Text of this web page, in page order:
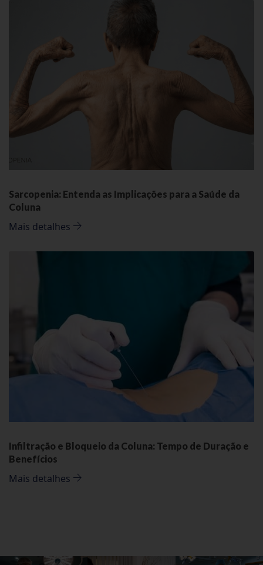
Sarcopenia: Entenda as Implicações para a Saúde da
Coluna
Mais detalhes
Infiltração e Bloqueio da Coluna: Tempo de Duração e
Benefícios
Mais detalhes